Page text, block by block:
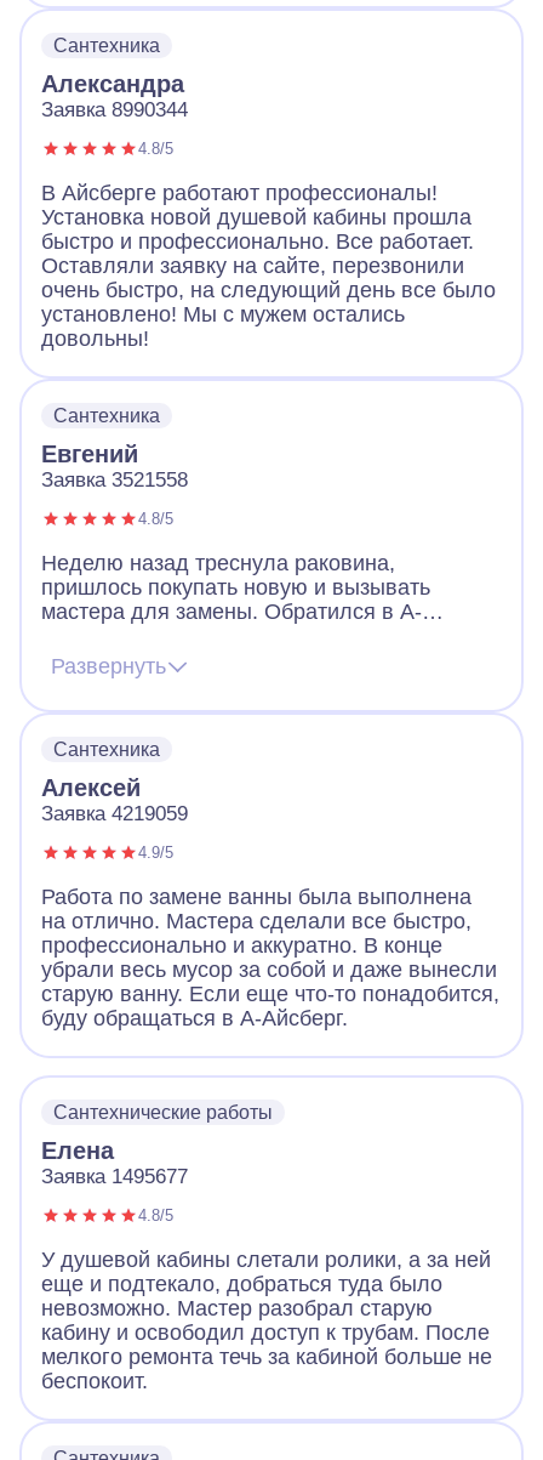
Сантехника
Александра
Заявка 8990344
4.8/5
В Айсберге работают профессионалы!
Установка новой душевой кабины прошла
быстро и профессионально. Все работает.
Оставляли заявку на сайте, перезвонили
очень быстро, на следующий день все было
установлено! Мы с мужем остались
довольны!
Сантехника
Евгений
Заявка 3521558
4.8/5
Неделю назад треснула раковина,
пришлось покупать новую и вызывать
мастера для замены. Обратился в А-
работал в маске, перчатках и бахилах, что
очень порадовало. Мастер заменил
раковину и по просьбе не стал выносить
работой компании А-Айсберг доволен.
Развернуть
Сантехника
Алексей
Заявка 4219059
4.9/5
Работа по замене ванны была выполнена
на отлично. Мастера сделали все быстро,
профессионально и аккуратно. В конце
убрали весь мусор за собой и даже вынесли
старую ванну. Если еще что-то понадобится,
буду обращаться в А-Айсберг.
Сантехнические работы
Елена
Заявка 1495677
4.8/5
У душевой кабины слетали ролики, а за ней
еще и подтекало, добраться туда было
невозможно. Мастер разобрал старую
кабину и освободил доступ к трубам. После
мелкого ремонта течь за кабиной больше не
беспокоит.